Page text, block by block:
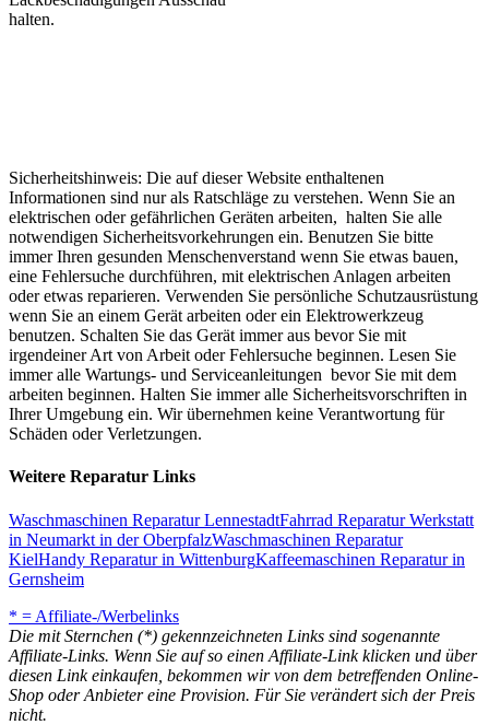
halten.
Sicherheitshinweis: Die auf dieser Website enthaltenen
Informationen sind nur als Ratschläge zu verstehen. Wenn Sie an
elektrischen oder gefährlichen Geräten arbeiten, halten Sie alle
notwendigen Sicherheitsvorkehrungen ein. Benutzen Sie bitte
immer Ihren gesunden Menschenverstand wenn Sie etwas bauen,
eine Fehlersuche durchführen, mit elektrischen Anlagen arbeiten
oder etwas reparieren. Verwenden Sie persönliche Schutzausrüstung
wenn Sie an einem Gerät arbeiten oder ein Elektrowerkzeug
benutzen. Schalten Sie das Gerät immer aus bevor Sie mit
irgendeiner Art von Arbeit oder Fehlersuche beginnen. Lesen Sie
immer alle Wartungs- und Serviceanleitungen bevor Sie mit dem
arbeiten beginnen. Halten Sie immer alle Sicherheitsvorschriften in
Ihrer Umgebung ein. Wir übernehmen keine Verantwortung für
Schäden oder Verletzungen.
Weitere Reparatur Links
Waschmaschinen Reparatur LennestadtFahrrad Reparatur Werkstatt
in Neumarkt in der OberpfalzWaschmaschinen Reparatur
KielHandy Reparatur in WittenburgKaffeemaschinen Reparatur in
Gernsheim
* = Affiliate-/Werbelinks
Die mit Sternchen (*) gekennzeichneten Links sind sogenannte
Affiliate-Links. Wenn Sie auf so einen Affiliate-Link klicken und über
diesen Link einkaufen, bekommen wir von dem betreffenden Online-
Shop oder Anbieter eine Provision. Für Sie verändert sich der Preis
nicht.